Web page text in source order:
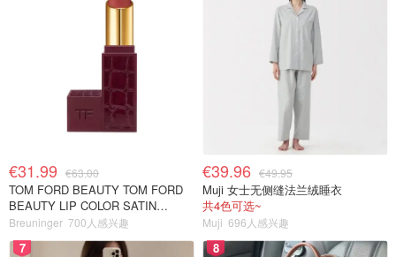
€31.99 €63.00
TOM FORD BEAUTY TOM FORD
BEAUTY LIP COLOR SATIN
MATTE 裸玫瑰口红
Breuninger 700人感兴趣
€39.96 €49.95
Muji 女士无侧缝法兰绒睡衣
共4色可选~
Muji 696人感兴趣
7 8